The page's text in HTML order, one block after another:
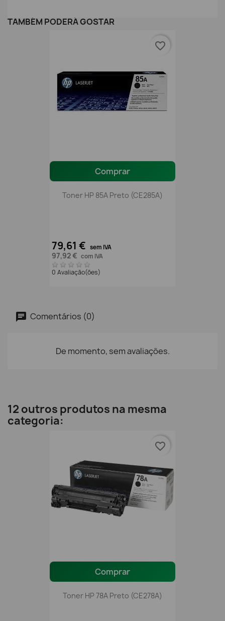
TAMBÉM PODERÁ GOSTAR
Comprar
Toner HP 85A Preto (CE285A)
79,61 € sem IVA
97,92 € com IVA
0 Avaliação(ões)
favorite_border
Comentários (0)
De momento, sem avaliações.
12 outros produtos na mesma
categoria:
Comprar
Toner HP 78A Preto (CE278A)
favorite_border